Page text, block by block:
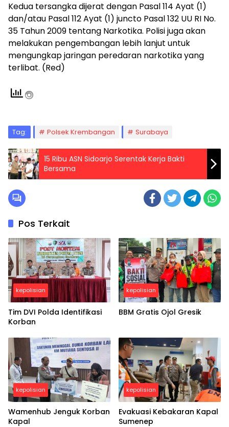
Kedua tersangka dijerat dengan Pasal 114 Ayat (1)
dan/atau Pasal 112 Ayat (1) juncto Pasal 132 UU RI No.
35 Tahun 2009 tentang Narkotika. Polisi juga akan
melakukan pengembangan lebih lanjut untuk
mengungkap jaringan peredaran narkotika yang
terlibat. (Red)
Tag: Polsek Krembangan Surabaya
15 Ribu ASN Sidoarjo Serentak Kerja Bakti
Bersama
Pos Terkait
kepolisian
Tim DVI Polda Identifikasi
Korban
kepolisian
BBM Gratis Ojol Gresik
kepolisian
Wamenhub Jenguk Korban
Kapal
kepolisian
Evakuasi Kebakaran Kapal
Sumenep